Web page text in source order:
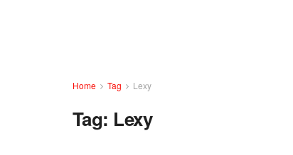
Home Tag Lexy
Tag: Lexy